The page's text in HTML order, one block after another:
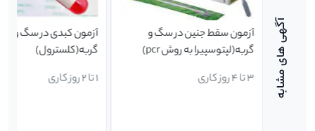
آزمون سقط جنین در سگ و
گربه(لپتوسپیرا به روش pcr)
3 تا 4 روز کاری
آزمون کبدی در سگ و
گربه(کلسترول)
1 تا 2 روز کاری